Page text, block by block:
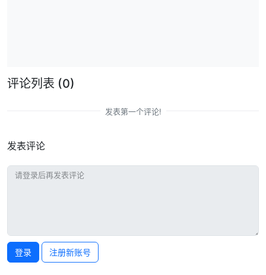
评论列表 (0)
发表第一个评论!
发表评论
登录 注册新账号